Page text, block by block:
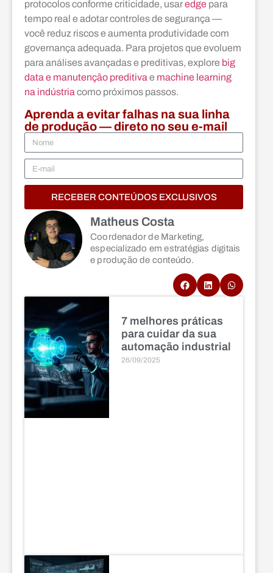
protocolos conforme criticidade, usaredge para
tempo real e adotar controles de segurança —
você reduz riscos e aumenta produtividade com
governança adequada. Para projetos que evoluem
para análises avançadas e preditivas, explore big
data e manutenção preditiva e machine learning
na indústria como próximos passos.
Aprenda a evitar falhas na sua linha
de produção — direto no seu e-mail
RECEBER CONTEÚDOS EXCLUSIVOS
Matheus Costa
Coordenador de Marketing,
especializado em estratégias digitais
e produção de conteúdo.
7 melhores práticas
para cuidar da sua
automação industrial
26/09/2025